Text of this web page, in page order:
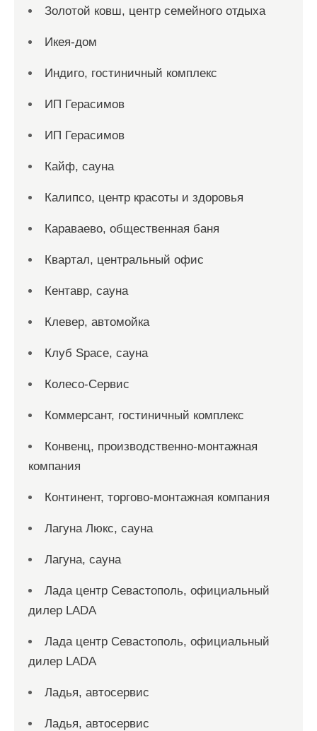
Золотой ковш, центр семейного отдыха
Икея-дом
Индиго, гостиничный комплекс
ИП Герасимов
ИП Герасимов
Кайф, сауна
Калипсо, центр красоты и здоровья
Караваево, общественная баня
Квартал, центральный офис
Кентавр, сауна
Клевер, автомойка
Клуб Space, сауна
Колесо-Сервис
Коммерсант, гостиничный комплекс
Конвенц, производственно-монтажная
компания
Континент, торгово-монтажная компания
Лагуна Люкс, сауна
Лагуна, сауна
Лада центр Севастополь, официальный
дилер LADA
Лада центр Севастополь, официальный
дилер LADA
Ладья, автосервис
Ладья, автосервис